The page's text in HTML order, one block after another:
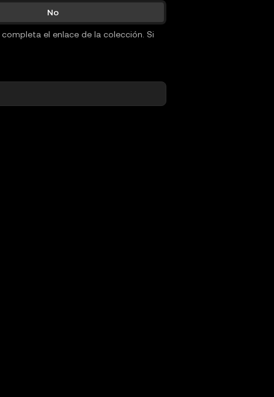
No
el enlace de la colección. Si